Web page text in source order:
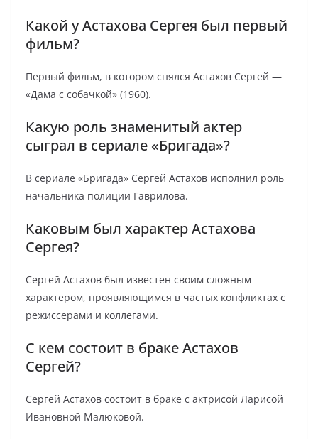
Какой у Астахова Сергея был первый
фильм?
Первый фильм, в котором снялся Астахов Сергей —
«Дама с собачкой» (1960).
Какую роль знаменитый актер
сыграл в сериале «Бригада»?
В сериале «Бригада» Сергей Астахов исполнил роль
начальника полиции Гаврилова.
Каковым был характер Астахова
Сергея?
Сергей Астахов был известен своим сложным
характером, проявляющимся в частых конфликтах с
режиссерами и коллегами.
С кем состоит в браке Астахов
Сергей?
Сергей Астахов состоит в браке с актрисой Ларисой
Ивановной Малюковой.